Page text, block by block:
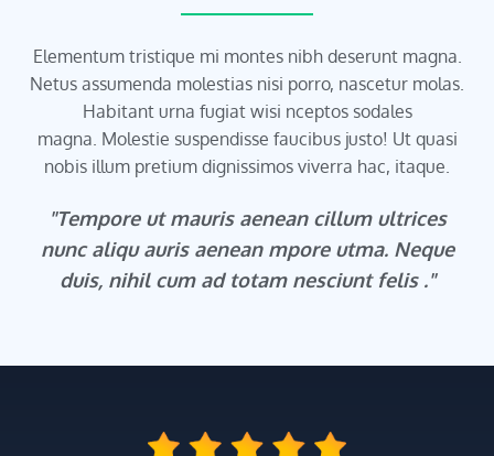
Elementum tristique mi montes nibh deserunt magna.
Netus assumenda molestias nisi porro, nascetur molas.
Habitant urna fugiat wisi nceptos sodales
magna. Molestie suspendisse faucibus justo! Ut quasi
nobis illum pretium dignissimos viverra hac, itaque.
"Tempore ut mauris aenean cillum ultrices
nunc aliqu auris aenean mpore utma. Neque
duis, nihil cum ad totam nesciunt felis ."